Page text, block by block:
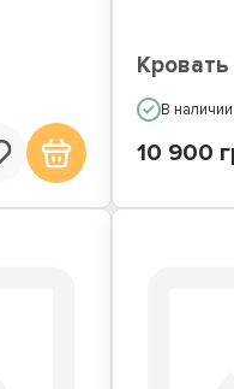
В наличии
10 900